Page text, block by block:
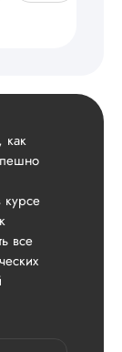
как
курсе
все